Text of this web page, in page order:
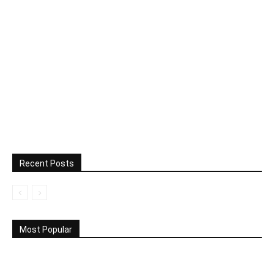
Recent Posts
Most Popular